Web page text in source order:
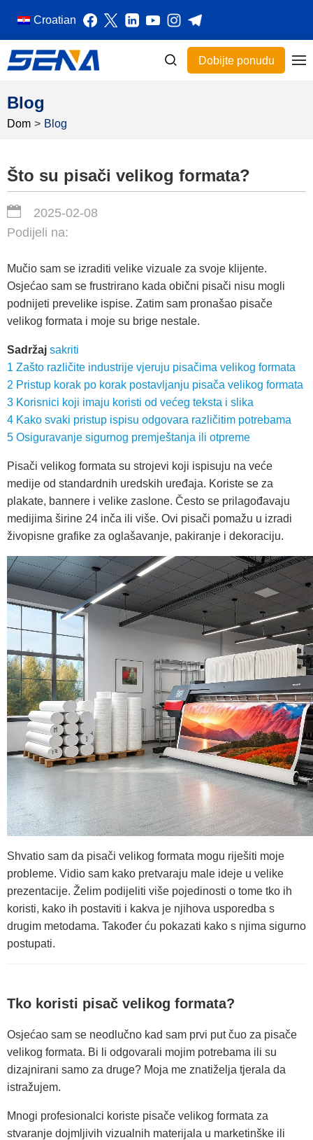
Croatian
Dobijte ponudu
Blog
Dom > Blog
Što su pisači velikog formata?
2025-02-08
Podijeli na:
Mučio sam se izraditi velike vizuale za svoje klijente.
Osjećao sam se frustrirano kada obični pisači nisu mogli
podnijeti prevelike ispise. Zatim sam pronašao pisače
velikog formata i moje su brige nestale.
Sadržaj sakriti
1 Zašto različite industrije vjeruju pisačima velikog formata
2 Pristup korak po korak postavljanju pisača velikog formata
3 Korisnici koji imaju koristi od većeg teksta i slika
4 Kako svaki pristup ispisu odgovara različitim potrebama
5 Osiguravanje sigurnog premještanja ili otpreme
Pisači velikog formata su strojevi koji ispisuju na veće
medije od standardnih uredskih uređaja. Koriste se za
plakate, bannere i velike zaslone. Često se prilagođavaju
medijima širine 24 inča ili više. Ovi pisači pomažu u izradi
živopisne grafike za oglašavanje, pakiranje i dekoraciju.
Shvatio sam da pisači velikog formata mogu riješiti moje
probleme. Vidio sam kako pretvaraju male ideje u velike
prezentacije. Želim podijeliti više pojedinosti o tome tko ih
koristi, kako ih postaviti i kakva je njihova usporedba s
drugim metodama. Također ću pokazati kako s njima sigurno
postupati.
Tko koristi pisač velikog formata?
Osjećao sam se neodlučno kad sam prvi put čuo za pisače
velikog formata. Bi li odgovarali mojim potrebama ili su
dizajnirani samo za druge? Moja me znatiželja tjerala da
istražujem.
Mnogi profesionalci koriste pisače velikog formata za
stvaranje dojmljivih vizualnih materijala u marketinške ili